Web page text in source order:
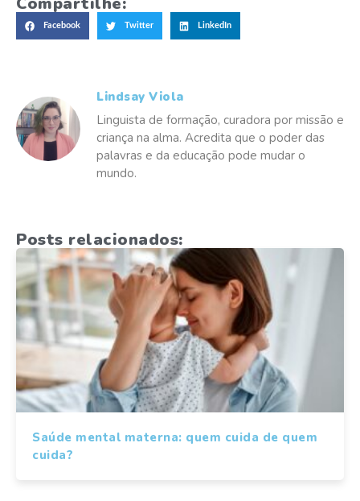
Facebook Twitter LinkedIn
Lindsay Viola
Linguista de formação, curadora por missão e
criança na alma. Acredita que o poder das
palavras e da educação pode mudar o
mundo.
Posts relacionados:
Saúde mental materna: quem cuida de quem
cuida?